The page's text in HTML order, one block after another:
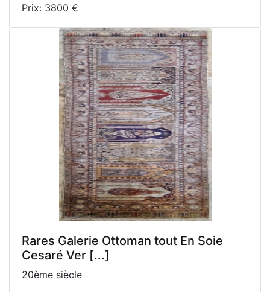
Prix: 3800 €
Rares Galerie Ottoman tout En Soie
Cesaré Ver [...]
20ème siècle